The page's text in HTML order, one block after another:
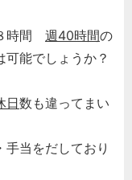
時間 週40時間の
能でしょうか？
日数も違ってまい
当をだしており